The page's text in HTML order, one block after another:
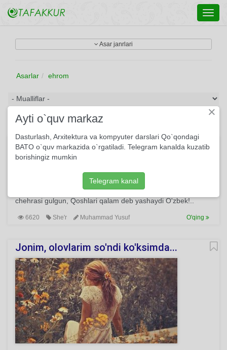
Asar janrlari
Asarlar ehrom
O'zbek haqida ballada
Qiyosi yo'q uning mehri bir daryo, O'xshasa o'ziga o'xshaydi
deb yashaydi O'zbek! O'nta bo'lsa o'rni boshqa uning-chun,
O'g'lim otashimdan yaralgan uchqun. Qizim parilardan
chehrasi gulgun, Qoshlari qalam deb yashaydi O'zbek!..
6620 She'r Muhammad Yusuf O'qing
Jonim, olovlarim so'ndi ko'ksimda...
×
Ayti o`quv markaz
Dasturlash, Arxitektura va kompyuter darslari Qo`qondagi
BATO o`quv markazida o`rgatiladi. Telegram kanalda kuzatib
borishingiz mumkin
Telegram kanal